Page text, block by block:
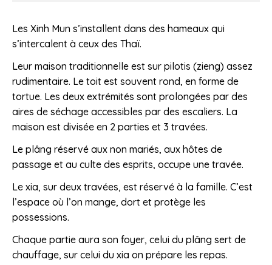
Les Xinh Mun s’installent dans des hameaux qui
s’intercalent à ceux des Thaï.
Leur maison traditionnelle est sur pilotis (zieng) assez
rudimentaire. Le toit est souvent rond, en forme de
tortue. Les deux extrémités sont prolongées par des
aires de séchage accessibles par des escaliers. La
maison est divisée en 2 parties et 3 travées.
Le plâng réservé aux non mariés, aux hôtes de
passage et au culte des esprits, occupe une travée.
Le xia, sur deux travées, est réservé à la famille. C’est
l’espace où l’on mange, dort et protège les
possessions.
Chaque partie aura son foyer, celui du plâng sert de
chauffage, sur celui du xia on prépare les repas.